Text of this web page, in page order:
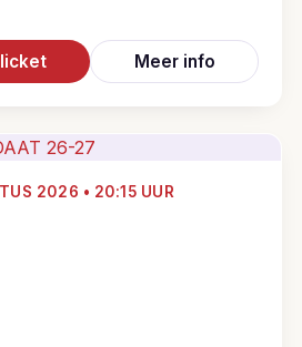
Meer info
2026 • 20:15 UUR